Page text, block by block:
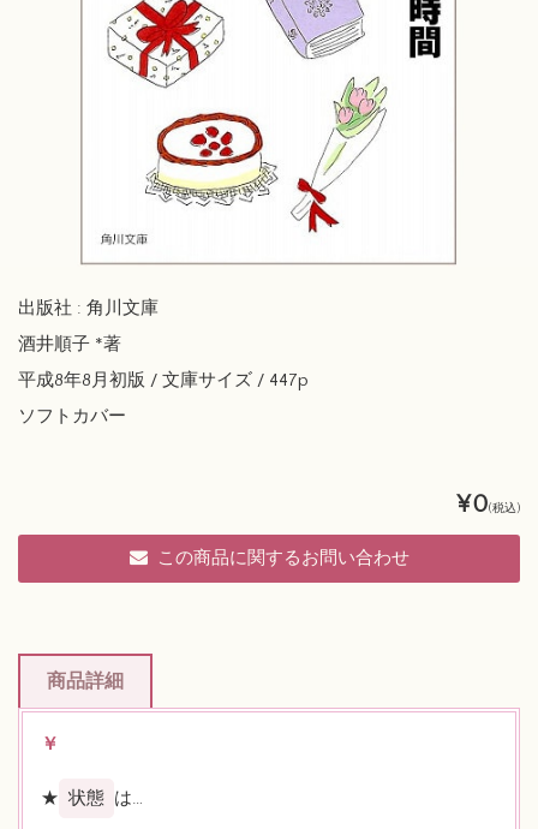
出版社 : 角川文庫
酒井順子 *著
平成8年8月初版 / 文庫サイズ / 447p
ソフトカバー
¥0(税込)
この商品に関するお問い合わせ
商品詳細
￥
★ 状態 は…